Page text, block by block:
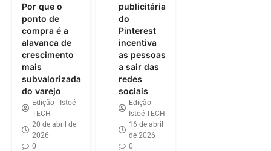
Por que o
ponto de
compra é a
alavanca de
crescimento
mais
subvalorizada
do varejo
Edição - Istoé
TECH
20 de abril de
2026
0
publicitária
do
Pinterest
incentiva
as pessoas
a sair das
redes
sociais
Edição -
Istoé TECH
16 de abril
de 2026
0